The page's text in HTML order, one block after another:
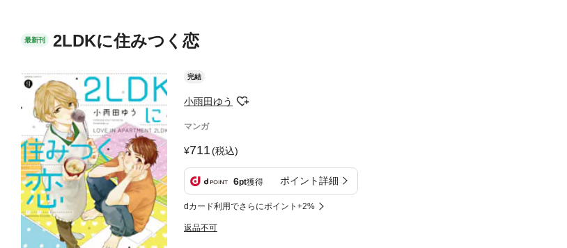
最新刊 2LDKに住みつく恋
完結
小雨田ゆう
マンガ
711(税込)
6pt獲得 ポイント詳細
dカード利用でさらにポイント+2%
返品不可